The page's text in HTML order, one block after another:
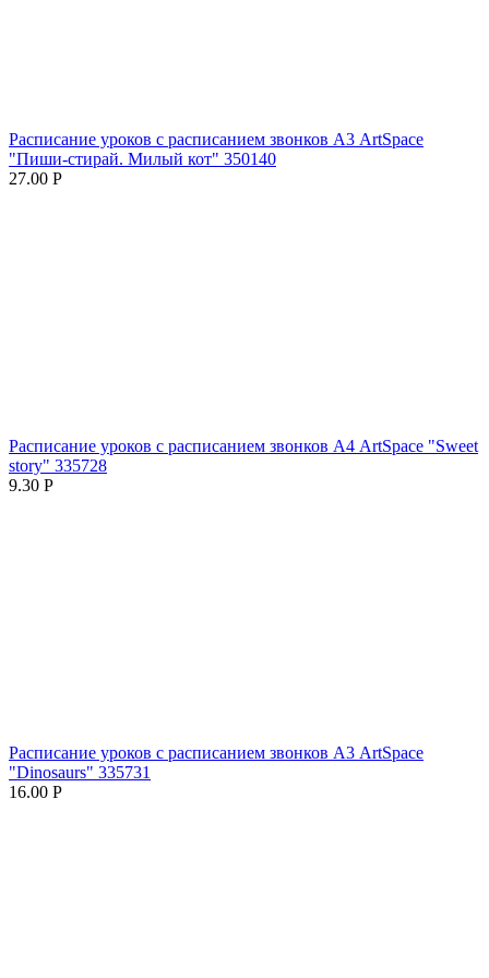
Расписание уроков с расписанием звонков А3 ArtSpace
"Пиши-стирай. Милый кот" 350140
27.00 Р
Расписание уроков с расписанием звонков А4 ArtSpace "Sweet
story" 335728
9.30 Р
Расписание уроков с расписанием звонков А3 ArtSpace
"Dinosaurs" 335731
16.00 Р